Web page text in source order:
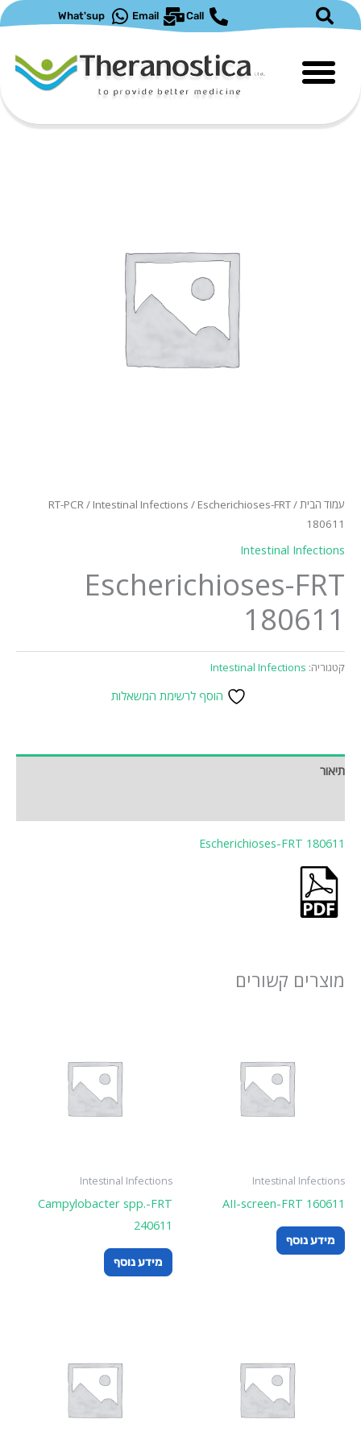
Call
Email
What'sup
עמוד הבית/
RT-PCR/ Intestinal Infections / Escherichioses-FRT
180611
Intestinal Infections
Escherichioses-FRT
180611
קטגוריה: Intestinal Infections
הוסף לרשימת המשאלות
תיאור
Escherichioses-FRT 180611
מוצרים קשורים
Intestinal Infections
AII-screen-FRT 160611
מידע נוסף
Intestinal Infections
Campylobacter spp.-FRT
240611
מידע נוסף